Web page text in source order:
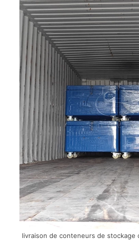
livraison de conteneurs de stockage